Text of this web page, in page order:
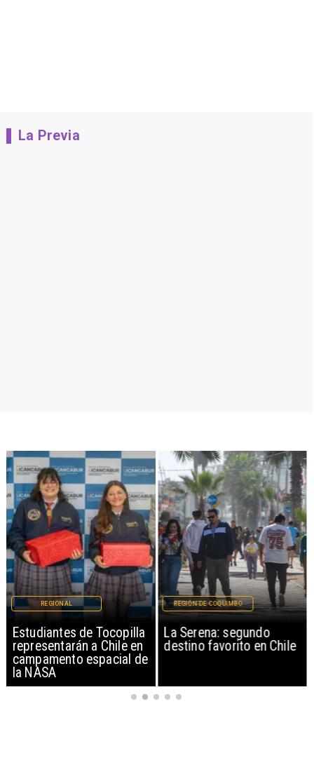
La Previa
Estudiantes de Tocopilla
representarán a Chile en
campamento espacial de
la NASA
REGIONAL
La Serena: segundo
destino favorito en Chile
REGIÓN DE COQUIMBO